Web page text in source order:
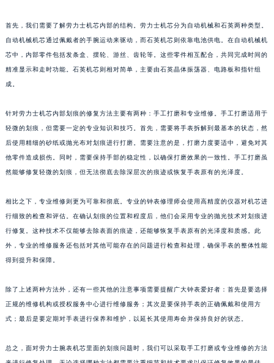
首先，我们需要了解劳力士机芯内部的结构。劳力士机芯分为自动机械和石英两种类型。
自动机械机芯通过佩戴者的手腕运动来驱动，而石英机芯则依靠电池供电。在自动机械机
芯中，内部零件包括发条盒、摆轮、游丝、齿轮等。这些零件相互配合，共同完成时间的
精准显示和走时功能。石英机芯则相对简单，主要由石英晶体振荡器、电路板和指针组
成。
针对劳力士机芯内部划痕的修复方法主要有两种：手工打磨和专业维修。手工打磨适用于
轻微的划痕，但需要一定的专业知识和技巧。首先，需要将手表拆解到最基本的状态，然
后使用精细的砂纸或抛光布对划痕进行打磨。需要注意的是，打磨力度要适中，避免对其
他零件造成损伤。同时，需要保持手部的稳定性，以确保打磨效果的一致性。手工打磨虽
然能够修复轻微的划痕，但无法彻底去除深层次的痕迹或恢复手表原有的光泽度。
相比之下，专业维修则更为可靠和彻底。专业的钟表修理师会使用高精度的仪器对机芯进
行细致的检查和评估。在确认划痕的位置和程度后，他们会采用专业的抛光技术对划痕进
行修复。这种技术不仅能够去除表面的痕迹，还能够恢复手表原有的光泽度和质感。此
外，专业的维修服务还包括对其他可能存在的问题进行检查和处理，确保手表的整体性能
得到提升和保障。
除了上述两种方法外，还有一些其他的注意事项需要提醒广大钟表爱好者：首先是要选择
正规的维修机构或授权服务中心进行维修服务；其次是要保持手表的正确佩戴和使用方
式；最后是要定期对手表进行保养和维护，以延长其使用寿命并保持良好的状态。
总之，面对劳力士腕表机芯里面的划痕问题时，我们可以采取手工打磨或专业维修的方法